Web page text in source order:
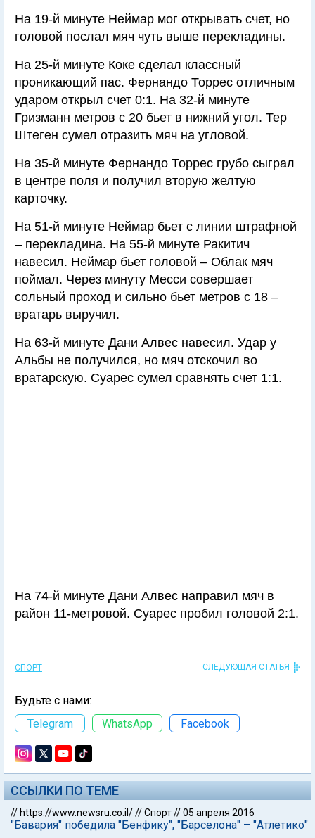
На 19-й минуте Неймар мог открывать счет, но
головой послал мяч чуть выше перекладины.
На 25-й минуте Коке сделал классный
проникающий пас. Фернандо Торрес отличным
ударом открыл счет 0:1. На 32-й минуте
Гризманн метров с 20 бьет в нижний угол. Тер
Штеген сумел отразить мяч на угловой.
На 35-й минуте Фернандо Торрес грубо сыграл
в центре поля и получил вторую желтую
карточку.
На 51-й минуте Неймар бьет с линии штрафной
– перекладина. На 55-й минуте Ракитич
навесил. Неймар бьет головой – Облак мяч
поймал. Через минуту Месси совершает
сольный проход и сильно бьет метров с 18 –
вратарь выручил.
На 63-й минуте Дани Алвес навесил. Удар у
Альбы не получился, но мяч отскочил во
вратарскую. Суарес сумел сравнять счет 1:1.
На 74-й минуте Дани Алвес направил мяч в
район 11-метровой. Суарес пробил головой 2:1.
СПОРТ СЛЕДУЮЩАЯ СТАТЬЯ
Будьте с нами:
Telegram
WhatsApp Facebook
ССЫЛКИ ПО ТЕМЕ
// https://www.newsru.co.il///Спорт//05 апреля 2016
"Бавария" победила "Бенфику", "Барселона" – "Атлетико"